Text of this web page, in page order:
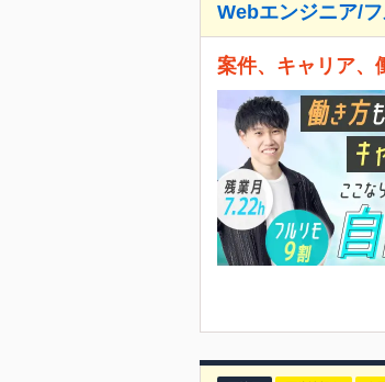
Webエンジニア/
案件、キャリア、